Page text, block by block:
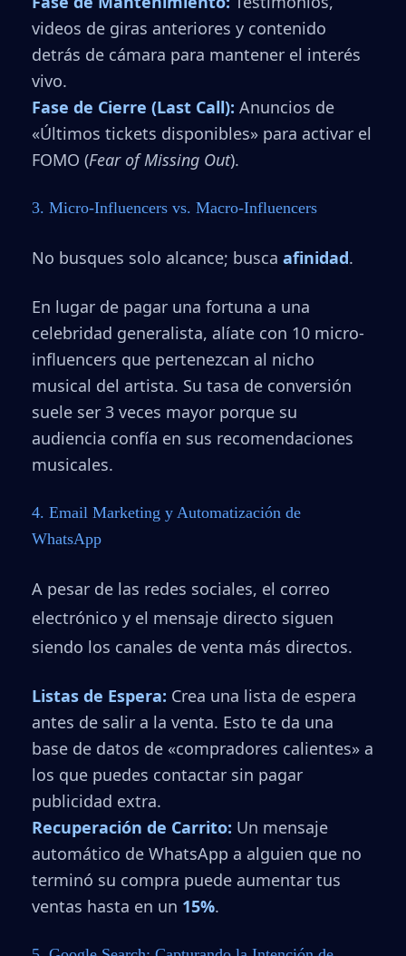
videos de giras anteriores y contenido
detrás de cámara para mantener el interés
vivo.
Fase de Cierre (Last Call): Anuncios de
«Últimos tickets disponibles» para activar el
FOMO (Fear of Missing Out).
3. Micro-Influencers vs. Macro-Influencers
No busques solo alcance; buscaafinidad.
En lugar de pagar una fortuna a una
celebridad generalista, alíate con 10 micro-
influencers que pertenezcan al nicho
musical del artista. Su tasa de conversión
suele ser 3 veces mayor porque su
audiencia confía en sus recomendaciones
musicales.
4. Email Marketing y Automatización de
WhatsApp
A pesar de las redes sociales, el correo
electrónico y el mensaje directo siguen
siendo los canales de venta más directos.
Listas de Espera: Crea una lista de espera
antes de salir a la venta. Esto te da una
base de datos de «compradores calientes» a
los que puedes contactar sin pagar
publicidad extra.
Recuperación de Carrito: Un mensaje
automático de WhatsApp a alguien que no
terminó su compra puede aumentar tus
ventas hasta en un 15%.